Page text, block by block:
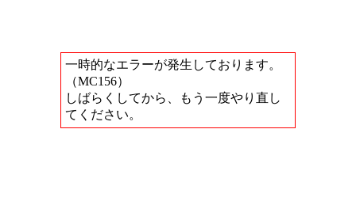
一時的なエラーが発生しております。
（MC156）
しばらくしてから、もう一度やり直し
てください。